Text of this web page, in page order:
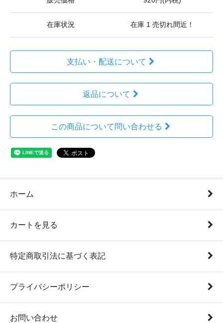
在庫状況 在庫 1 売切れ間近！
支払い・配送について
返品について
この商品について問い合わせる
ホーム
カートを見る
特定商取引法に基づく表記
プライバシーポリシー
お問い合わせ